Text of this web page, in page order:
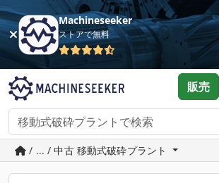
Machineseeker
ストアで無料
販売
/ ... / 中古 移動式破砕プラント